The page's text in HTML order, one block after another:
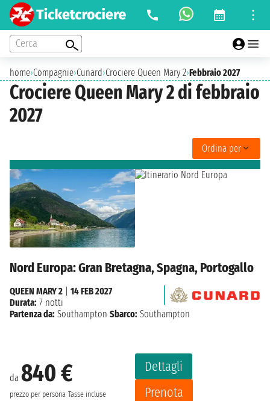
Cerca
home›Compagnie›Cunard›Crociere Queen Mary 2›Febbraio 2027
Crociere Queen Mary 2 di febbraio
2027
Ordina per
Nord Europa: Gran Bretagna, Spagna, Portogallo
da 840 €
prezzo per persona Tasse incluse
Dettagli
Prenota
QUEEN MARY 2
14 FEB 2027
Durata: 7 notti
Partenza da: Southampton Sbarco: Southampton